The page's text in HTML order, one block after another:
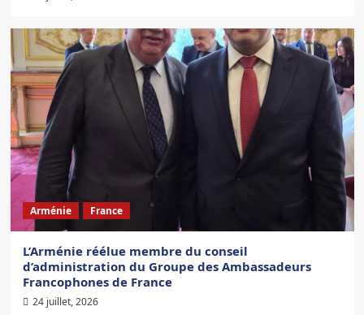
Arménie France
L’Arménie réélue membre du conseil
d’administration du Groupe des Ambassadeurs
Francophones de France
24 juillet, 2026